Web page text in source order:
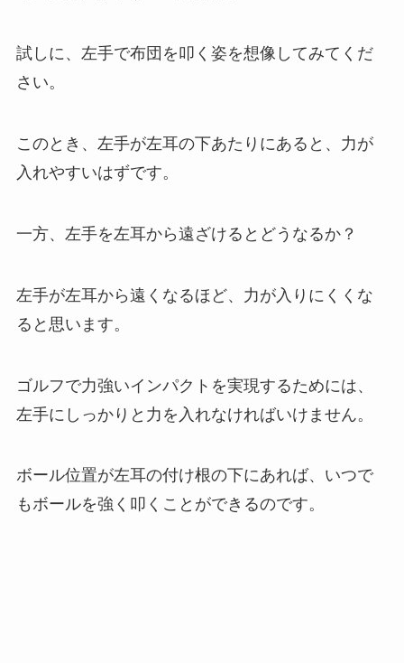
試しに、左手で布団を叩く姿を想像してみてくだ
さい。
このとき、左手が左耳の下あたりにあると、力が
入れやすいはずです。
一方、左手を左耳から遠ざけるとどうなるか？
左手が左耳から遠くなるほど、力が入りにくくな
ると思います。
ゴルフで力強いインパクトを実現するためには、
左手にしっかりと力を入れなければいけません。
ボール位置が左耳の付け根の下にあれば、いつで
もボールを強く叩くことができるのです。